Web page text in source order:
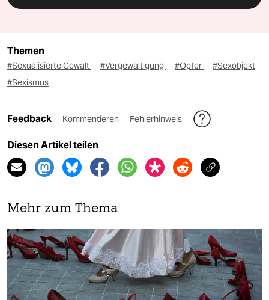
Themen
#Sexualisierte Gewalt #Vergewaltigung #Opfer
#Sexobjekt
#Sexismus
Feedback Kommentieren Fehlerhinweis
Diesen Artikel teilen
Mehr zum Thema